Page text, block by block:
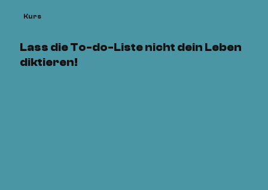
Kurs
Lass die To-do-Liste nicht dein Leben
diktieren!